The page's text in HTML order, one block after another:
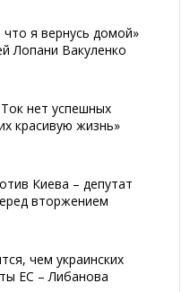
я вернусь домой»
Лопани Вакуленко
нет успешных
красивую жизнь»
Киева – депутат
вторжением
чем украинских
ЕС – Либанова